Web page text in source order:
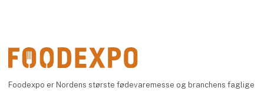
Foodexpo er Nordens største fødevaremesse og branchens faglige